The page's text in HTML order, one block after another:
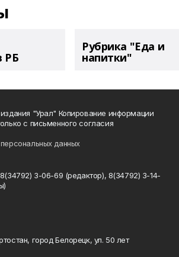
РБ
Рубрика "Еда и
напитки"
"Урал" Копирование информации
с письменного согласия
данных
3-06-69 (редактор), 8(34792) 3-14-
город Белорецк, ул. 50 лет